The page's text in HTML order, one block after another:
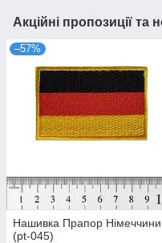
Акційні пропозиції та
–57%
Нашивка Прапор Німеччини
(pt-045)